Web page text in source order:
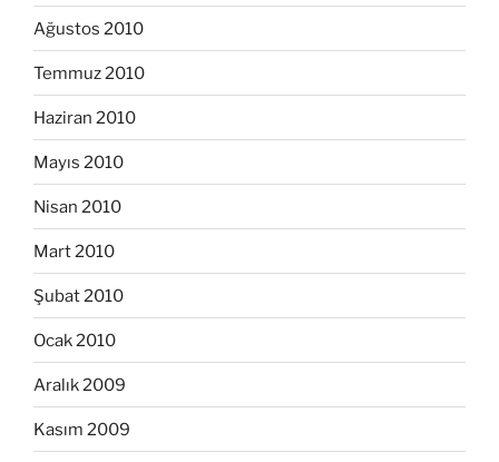
Ağustos 2010
Temmuz 2010
Haziran 2010
Mayıs 2010
Nisan 2010
Mart 2010
Şubat 2010
Ocak 2010
Aralık 2009
Kasım 2009